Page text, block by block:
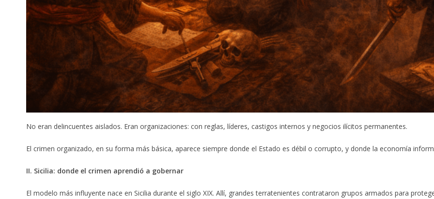
No eran delincuentes aislados. Eran organizaciones: con reglas, líderes, castigos internos y negocios ilícitos permanentes.
El crimen organizado, en su forma más básica, aparece siempre donde el Estado es débil o corrupto, y donde la economía
II. Sicilia: donde el crimen aprendió a gobernar
El modelo más influyente nace en Sicilia durante el siglo XIX. Allí, grandes terratenientes contrataron grupos armados para